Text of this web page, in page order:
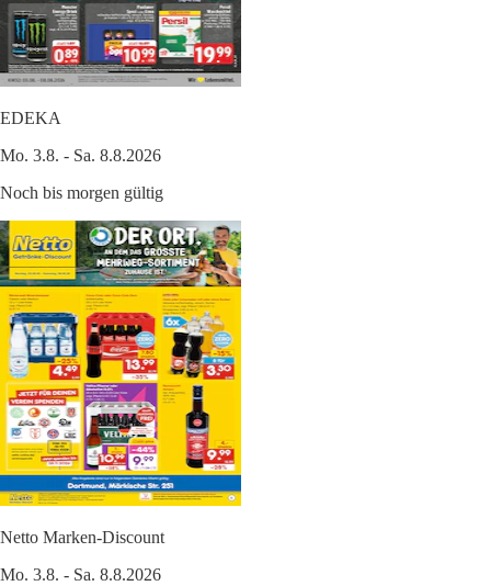
EDEKA
Mo. 3.8. - Sa. 8.8.2026
Noch bis morgen gültig
Netto Marken-Discount
Mo. 3.8. - Sa. 8.8.2026